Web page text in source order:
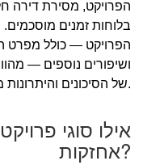
הפרויקט, מסירת דירה
בלוחות זמנים
הפרויקט — כולל
ושיפורים נוספים —
של הסיכונים והיתרונות מסייע לדיירים לקבל החלטות מושכלות.
אילו סוגי
אחזקות?